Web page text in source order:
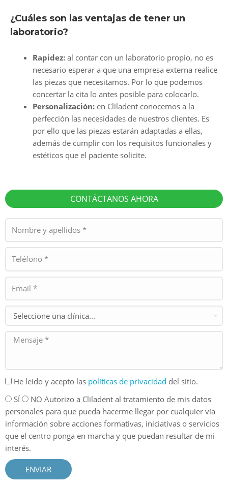
¿Cuáles son las ventajas de tener un
laboratorio?
Rapidez:al contar con un laboratorio propio, no es
necesario esperar a que una empresa externa realice
las piezas que necesitamos. Por lo que podemos
concertar la cita lo antes posible para colocarlo.
Personalización: en Cliladent conocemos a la
perfección las necesidades de nuestros clientes. Es
por ello que las piezas estarán adaptadas a ellas,
además de cumplir con los requisitos funcionales y
estéticos que el paciente solicite.
CONTÁCTANOS AHORA
He leído y acepto las políticas de privacidad del sitio.
SÍ
NO Autorizo a Cliladent al tratamiento de mis datos
personales para que pueda hacerme llegar por cualquier vía
información sobre acciones formativas, iniciativas o servicios
que el centro ponga en marcha y que puedan resultar de mi
interés.
ENVIAR